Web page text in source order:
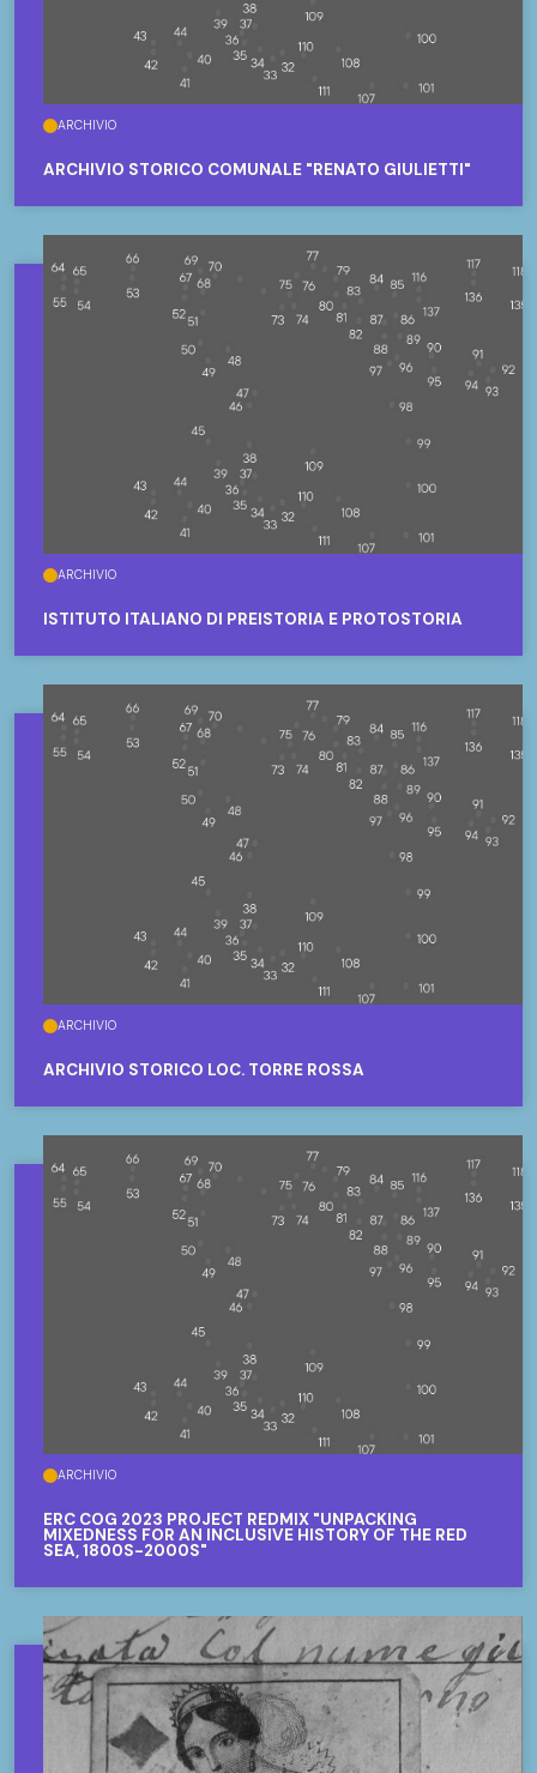
ARCHIVIO
ARCHIVIO STORICO COMUNALE "RENATO GIULIETTI"
ARCHIVIO
ISTITUTO ITALIANO DI PREISTORIA E PROTOSTORIA
ARCHIVIO
ARCHIVIO STORICO LOC. TORRE ROSSA
ARCHIVIO
ERC COG 2023 PROJECT REDMIX "UNPACKING
MIXEDNESS FOR AN INCLUSIVE HISTORY OF THE RED
SEA, 1800S-2000S"